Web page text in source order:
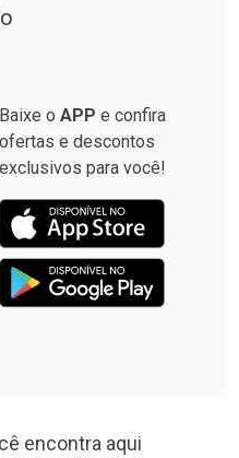
Baixe o APP e confira
ofertas e descontos
exclusivos para você!
encontra aqui